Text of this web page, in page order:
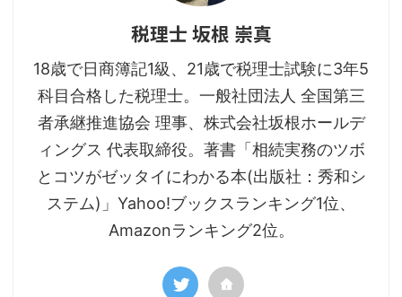
税理士 坂根 崇真
18歳で日商簿記1級、21歳で税理士試験に3年5
科目合格した税理士。一般社団法人 全国第三
者承継推進協会 理事、株式会社坂根ホールデ
ィングス 代表取締役。著書「相続実務のツボ
とコツがゼッタイにわかる本(出版社：秀和シ
ステム)」Yahoo!ブックスランキング1位、
Amazonランキング2位。